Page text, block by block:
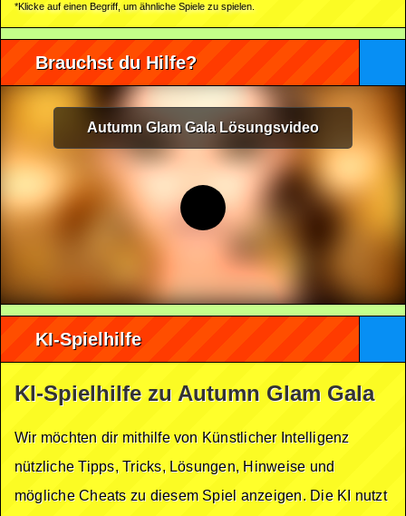
*Klicke auf einen Begriff, um ähnliche Spiele zu spielen.
Brauchst du Hilfe?
Autumn Glam Gala Lösungsvideo
KI-Spielhilfe
KI-Spielhilfe zu Autumn Glam Gala
Wir möchten dir mithilfe von Künstlicher Intelligenz
nützliche Tipps, Tricks, Lösungen, Hinweise und
mögliche Cheats zu diesem Spiel anzeigen. Die KI nutzt